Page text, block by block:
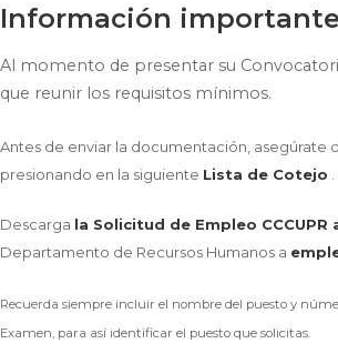
Información importante
Al momento de presentar su
que reunir los requisitos mínimos.
Antes de enviar la documentación, asegúrate
presionando en la siguiente Lista de Cotejo
Descarga la Solicitud de Empleo CCCUPR
Departamento de Recursos Humanos a
Recuerda siempre incluir el nombre del puesto y
Examen, para así identificar el puesto que solicitas.